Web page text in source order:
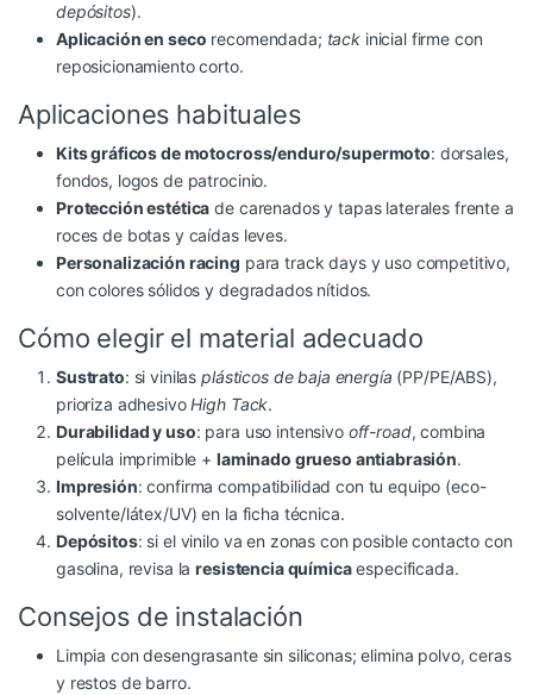
depósitos).
Aplicación en seco recomendada; tackinicial firme con
reposicionamiento corto.
Aplicaciones habituales
Kits gráficos de motocross/enduro/supermoto: dorsales,
fondos, logos de patrocinio.
Protección estética de carenados y tapas laterales frente a
roces de botas y caídas leves.
Personalización racing para track days y uso competitivo,
con colores sólidos y degradados nítidos.
Cómo elegir el material adecuado
Sustrato: si vinilasplásticos de baja energía (PP/PE/ABS),
prioriza adhesivoHigh Tack.
Durabilidad y uso: para uso intensivo off-road, combina
película imprimible + laminado grueso antiabrasión.
Impresión: confirma compatibilidad con tu equipo (eco-
solvente/látex/UV) en la ficha técnica.
Depósitos: si el vinilo va en zonas con posible contacto con
gasolina, revisa laresistencia químicaespecificada.
Consejos de instalación
Limpia con desengrasante sin siliconas; elimina polvo, ceras
y restos de barro.